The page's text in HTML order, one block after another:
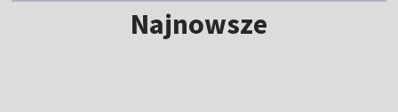
Najnowsze